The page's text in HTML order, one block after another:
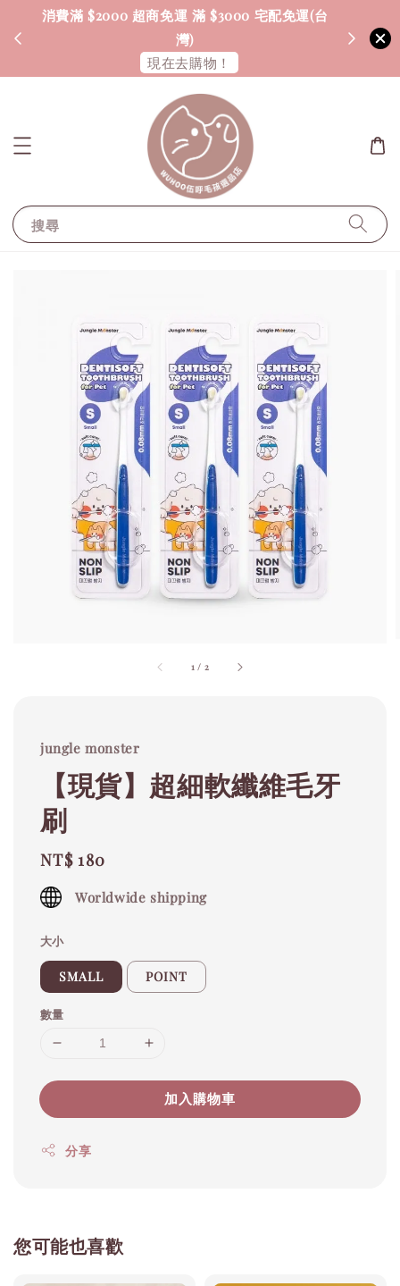
消費滿 $2000 超商免運 滿 $3000 宅配免運(台
灣)
現在去購物！
海外配
搜尋
1 / 2
jungle monster
【現貨】超細軟纖維毛牙
刷
Regular
price
NT$ 180
Worldwide shipping
大小
SMALL POINT
數量
加入購物車
分享
您可能也喜歡